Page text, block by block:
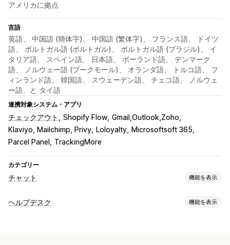
アメリカに拠点
言語
英語、 中国語 (簡体字)、 中国語 (繁体字)、 フランス語、 ドイツ
語、 ポルトガル語 (ポルトガル)、 ポルトガル語 (ブラジル)、 イ
タリア語、 スペイン語、 日本語、 ポーランド語、 デンマーク
語、 ノルウェー語 (ブークモール)、 オランダ語、 トルコ語、 フ
ィンランド語、 韓国語、 スウェーデン語、 チェコ語、 ノルウェ
ー語、と タイ語
連携対象システム・アプリ
チェックアウト Shopify Flow Gmail,Outlook,Zoho
Klaviyo, Mailchimp, Privy
Loloyalty
Microsoftsoft 365
Parcel Panel
TrackingMore
カテゴリー
チャット 機能を表示
リアルタイムメッセージ
ヘルプデスク 機能を表示